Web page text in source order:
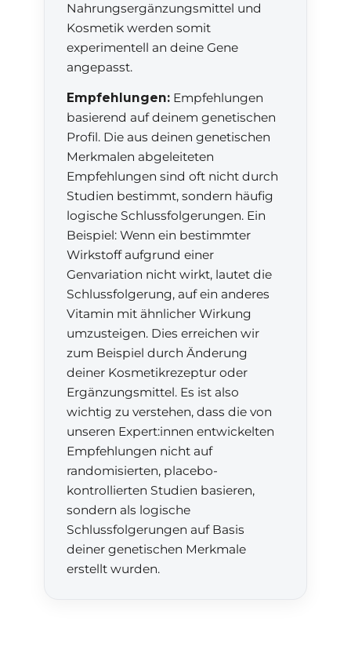
Nahrungsergänzungsmittel und
Kosmetik werden somit
experimentell an deine Gene
angepasst.
Empfehlungen: Empfehlungen
basierend auf deinem genetischen
Profil. Die aus deinen genetischen
Merkmalen abgeleiteten
Empfehlungen sind oft nicht durch
Studien bestimmt, sondern häufig
logische Schlussfolgerungen. Ein
Beispiel: Wenn ein bestimmter
Wirkstoff aufgrund einer
Genvariation nicht wirkt, lautet die
Schlussfolgerung, auf ein anderes
Vitamin mit ähnlicher Wirkung
umzusteigen. Dies erreichen wir
zum Beispiel durch Änderung
deiner Kosmetikrezeptur oder
Ergänzungsmittel. Es ist also
wichtig zu verstehen, dass die von
unseren Expert:innen entwickelten
Empfehlungen nicht auf
randomisierten, placebo-
kontrollierten Studien basieren,
sondern als logische
Schlussfolgerungen auf Basis
deiner genetischen Merkmale
erstellt wurden.